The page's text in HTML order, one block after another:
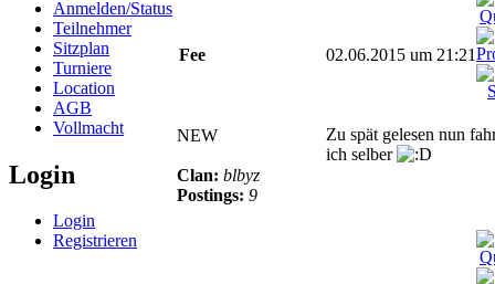
Anmelden/Status
Teilnehmer
Sitzplan
Turniere
Location
AGB
Vollmacht
Login
Login
Registrieren
Fee 02.06.2015 um 21:21
NEW
Clan: blbyz
Postings: 9
Zu spät gelesen nun
ich selber